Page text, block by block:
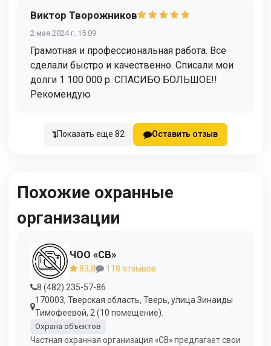
Виктор Творожников
2 мая 2024 г. 15:09
Грамотная и профессиональная работа. Все
сделали быстро и качественно. Списали мои
долги 1 100 000 р. СПАСИБО БОЛЬШОЕ!!
Рекомендую
Показать еще 82 Оставить отзыв
Похожие охранные
организации
ЧОО «СВ»
83,8
118 отзывов
8 (482) 235-57-86
170003, Тверская область, Тверь, улица Зинаиды
Тимофеевой, 2 (10 помещение).
Охрана объектов
Частная охранная организация «СВ» предлагает свои